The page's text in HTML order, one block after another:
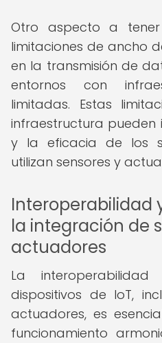
Otro aspecto a
limitaciones de ancho
en la transmisión de
entornos con
limitadas. Estas
infraestructura
y la eficacia de los
utilizan sensores y
Interoperabilidad
la integración de
actuadores
La
dispositivos de IoT,
actuadores, es
funcionamiento